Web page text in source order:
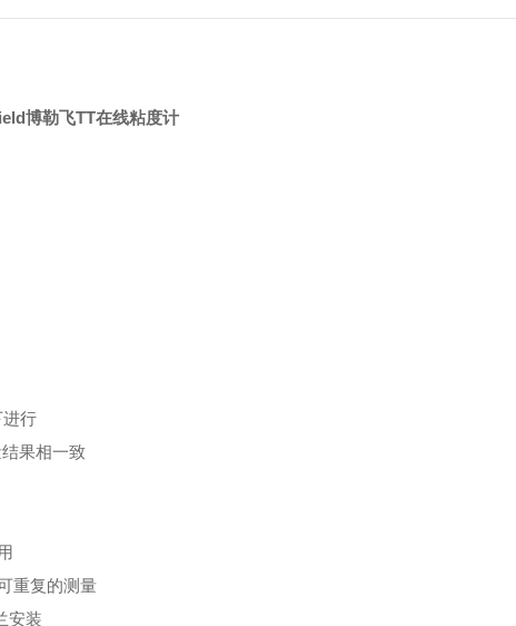
博勒飞TT在线粘度计
行
果相一致
重复的测量
安装